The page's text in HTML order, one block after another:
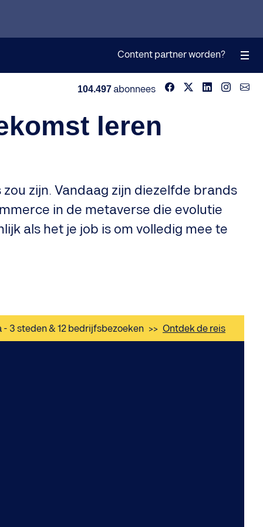
Content partner worden?
104.497 abonnees
leren
zijn. Vandaag zijn diezelfde brands
in de metaverse die evolutie
als het je job is om volledig mee te
3 steden & 12 bedrijfsbezoeken >> Ontdek de reis